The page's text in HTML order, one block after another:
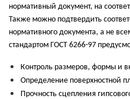
нормативный документ, на
Также можно подтвердить
нормативного документа, а не
стандартом ГОСТ 6266-97
Контроль размеров, формы и
Определение поверхностной
Прочность сцепления